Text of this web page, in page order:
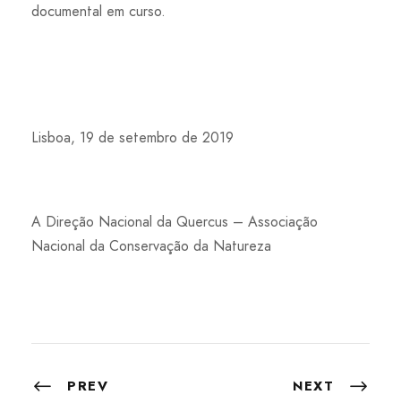
documental em curso.
Lisboa, 19 de setembro de 2019
A Direção Nacional da Quercus – Associação
Nacional da Conservação da Natureza
PREV NEXT